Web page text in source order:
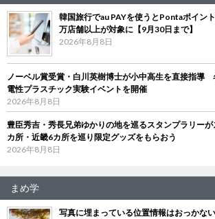
韓国旅行でau PAYを使うとPontaポイン
万店舗以上が対象に【9月30日まで】
2026年8月8日
ノーベル賞受賞・白川英樹博士が小中高生を直接指導
電性プラスチック実験イベントを開催
2026年8月8日
豊臣秀吉・秀長兄弟ゆかりの地を巡るスタンプラリー
カ所・近畿6カ所を巡り限定グッズをもらおう
2026年8月8日
まめ学
写真に埋まっている位置情報はおっかな